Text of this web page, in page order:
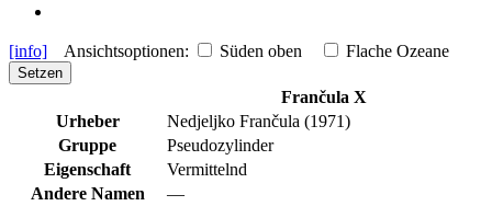
[info] Ansichtsoptionen: Süden oben Flache Ozeane
Setzen
Frančula X
Urheber
Nedjeljko Frančula (1971)
Gruppe
Pseudozylinder
Eigenschaft
Vermittelnd
Andere Namen
—